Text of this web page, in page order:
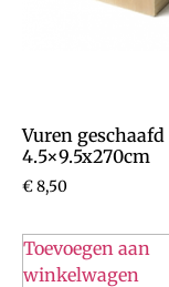
Vuren geschaafd
4.5×9.5x270cm
€8,50
Toevoegen aan
winkelwagen